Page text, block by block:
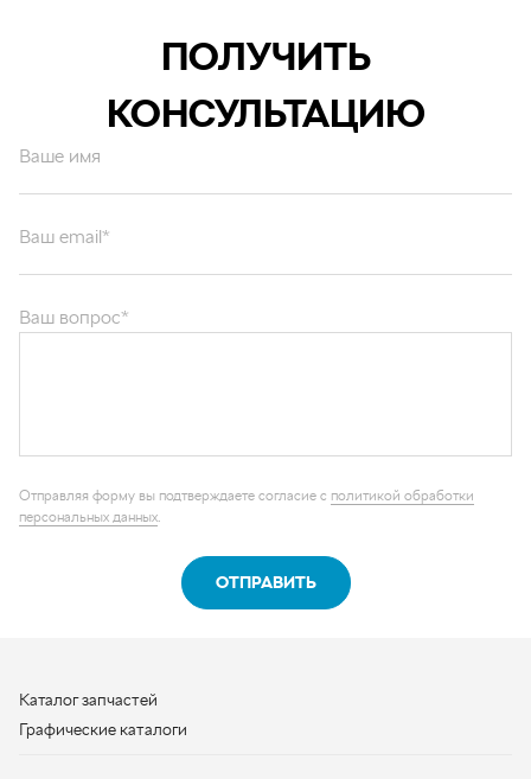
ПОЛУЧИТЬ
КОНСУЛЬТАЦИЮ
Ваше имя
персональных данных
Каталог запчастей
Контактная информация
+7 (950) 730-92-10